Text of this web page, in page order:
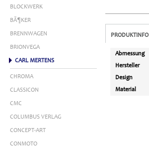
BLOCKWERK
BÃ¶KER
BRENNWAGEN
BRIONVEGA
CARL MERTENS
CHROMA
CLASSICON
CMC
COLUMBUS VERLAG
CONCEPT-ART
CONMOTO
PRODUKTINFO
Abmessung
Hersteller
Design
Material